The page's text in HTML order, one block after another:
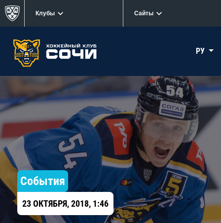
Клубы Сайты
РУ
События
23 ОКТЯБРЯ, 2018, 1:46